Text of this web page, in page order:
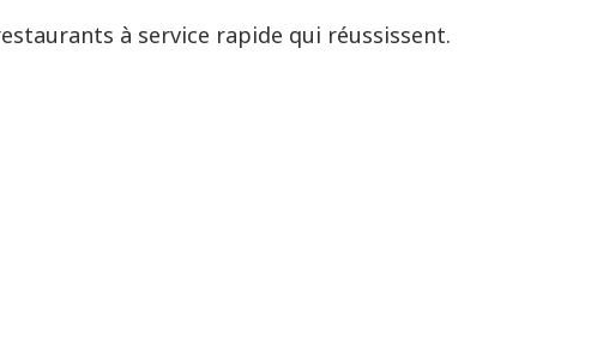
à service rapide qui réussissent.